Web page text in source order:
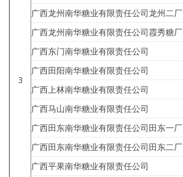
3
广西龙州南华糖业有限责任公司龙州二厂
广西龙州南华糖业有限责任公司霞秀糖厂
广西东门南华糖业有限责任公司
广西田阳南华糖业有限责任公司
广西上林南华糖业有限责任公司
广西马山南华糖业有限责任公司
广西田东南华糖业有限责任公司田东一厂
广西田东南华糖业有限责任公司田东二厂
广西平果南华糖业有限责任公司